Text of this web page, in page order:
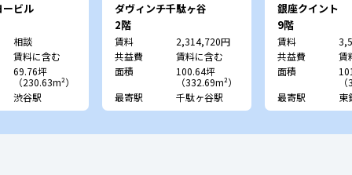
ビル
相談
賃料に含む
69.76坪
（230.63m²）
渋谷駅
ダヴィンチ千駄ヶ谷
2階
賃料
2,314,720円
共益費
賃料に含む
面積
100.64坪
（332.69m²）
最寄駅
千駄ヶ谷駅
銀座クイント
9階
賃料
共益費
賃
面積
最寄駅
東